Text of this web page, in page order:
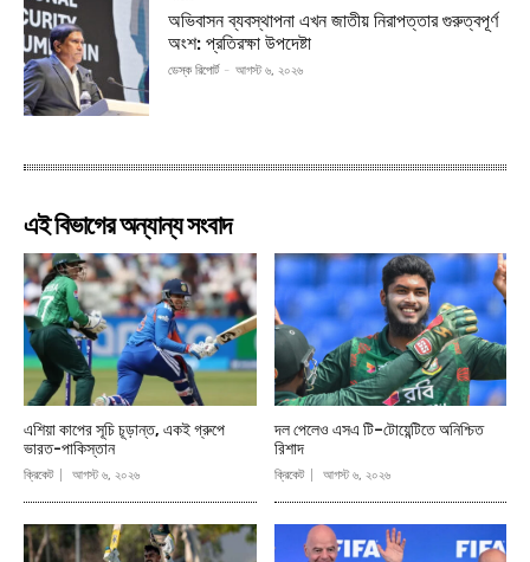
অভিবাসন ব্যবস্থাপনা এখন জাতীয় নিরাপত্তার গুরুত্বপূর্ণ
অংশ: প্রতিরক্ষা উপদেষ্টা
ডেস্ক রিপোর্ট - আগস্ট ৬, ২০২৬
এই বিভাগের অন্যান্য সংবাদ
এশিয়া কাপের সূচি চূড়ান্ত, একই গ্রুপে
ভারত-পাকিস্তান
ক্রিকেট আগস্ট ৬, ২০২৬
দল পেলেও এসএ টি–টোয়েন্টিতে অনিশ্চিত
রিশাদ
ক্রিকেট আগস্ট ৬, ২০২৬